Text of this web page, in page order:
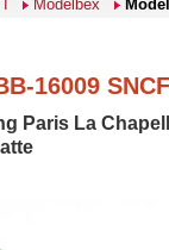
Modelbex
16009
Paris La